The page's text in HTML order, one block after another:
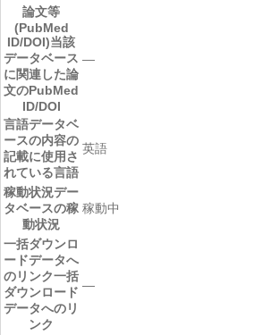
論文等
(PubMed
ID/DOI)当該
データベース
に関連した論
文のPubMed
ID/DOI
―
言語データベ
ースの内容の
記載に使用さ
れている言語
英語
稼動状況デー
タベースの稼
動状況
稼動中
一括ダウンロ
ードデータへ
のリンク一括
ダウンロード
データへのリ
ンク
―